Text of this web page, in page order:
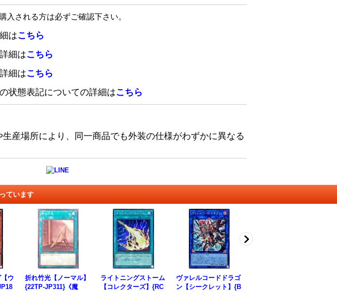
入される方は必ずご確認下さい。
はこちら
細はこちら
細はこちら
状態表記についての詳細はこちら
産場所により、同一商品でも外装の仕様がわずかに異なる
ています
ウ
折れ竹光【ノーマル】
{22TP-JP311}《魔
ライトニングストーム
【コレクターズ】{RC
ヴァレルコードドラゴ
ン【シークレット】{B